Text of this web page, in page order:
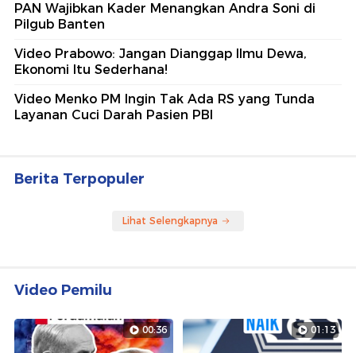
PAN Wajibkan Kader Menangkan Andra Soni di
Pilgub Banten
Video Prabowo: Jangan Dianggap Ilmu Dewa,
Ekonomi Itu Sederhana!
Video Menko PM Ingin Tak Ada RS yang Tunda
Layanan Cuci Darah Pasien PBI
Berita Terpopuler
Lihat Selengkapnya
Video Pemilu
00:36 01:13